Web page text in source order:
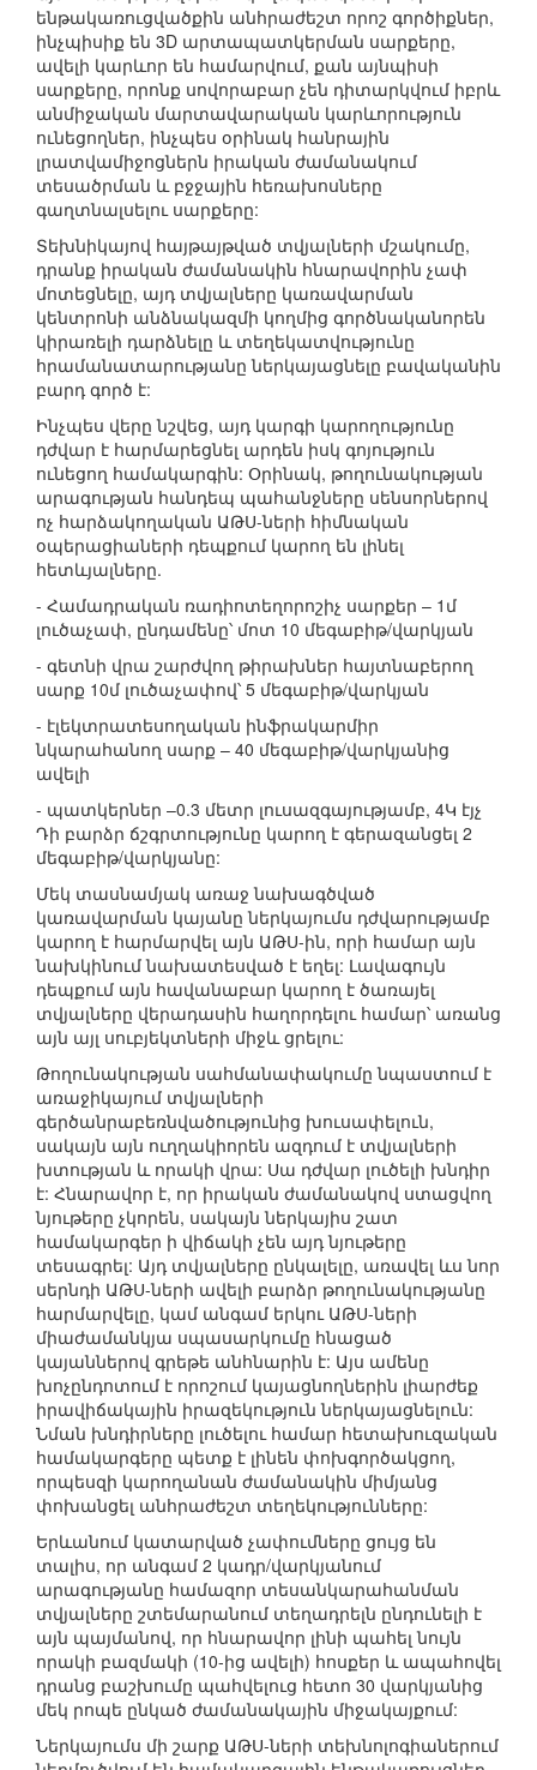
ենթակառուցվածքին անհրաժեշտ որոշ գործիքներ,
ինչպիսիք են 3D արտապատկերման սարքերը,
ավելի կարևոր են համարվում, քան այնպիսի
սարքերը, որոնք սովորաբար չեն դիտարկվում իբրև
անմիջական մարտավարական կարևորություն
ունեցողներ, ինչպես օրինակ հանրային
լրատվամիջոցներն իրական ժամանակում
տեսածրման և բջջային հեռախոսները
գաղտնալսելու սարքերը:
Տեխնիկայով հայթայթված տվյալների մշակումը,
դրանք իրական ժամանակին հնարավորին չափ
մոտեցնելը, այդ տվյալները կառավարման
կենտրոնի անձնակազմի կողմից գործնականորեն
կիրառելի դարձնելը և տեղեկատվությունը
հրամանատարությանը ներկայացնելը բավականին
բարդ գործ է:
Ինչպես վերը նշվեց, այդ կարգի կարողությունը
դժվար է հարմարեցնել արդեն իսկ գոյություն
ունեցող համակարգին: Օրինակ, թողունակության
արագության հանդեպ պահանջները սենսորներով
ոչ հարձակողական ԱԹՍ-ների հիմնական
օպերացիաների դեպքում կարող են լինել
հետևյալները.
- Համադրական ռադիոտեղորոշիչ սարքեր – 1մ
լուծաչափ, ընդամենը՝ մոտ 10 մեգաբիթ/վարկյան
- գետնի վրա շարժվող թիրախներ հայտնաբերող
սարք 10մ լուծաչափով՝ 5 մեգաբիթ/վարկյան
- էլեկտրատեսողական ինֆրակարմիր
նկարահանող սարք – 40 մեգաբիթ/վարկյանից
ավելի
- պատկերներ –0.3 մետր լուսազգայությամբ, 4Կ էյչ
Դի բարձր ճշգրտությունը կարող է գերազանցել 2
մեգաբիթ/վարկյանը:
Մեկ տասնամյակ առաջ նախագծված
կառավարման կայանը ներկայումս դժվարությամբ
կարող է հարմարվել այն ԱԹՍ-ին, որի համար այն
նախկինում նախատեսված է եղել: Լավագույն
դեպքում այն հավանաբար կարող է ծառայել
տվյալները վերադասին հաղորդելու համար՝ առանց
այն այլ սուբյեկտների միջև ցրելու:
Թողունակության սահմանափակումը նպաստում է
առաջիկայում տվյալների
գերծանրաբեռնվածությունից խուսափելուն,
սակայն այն ուղղակիորեն ազդում է տվյալների
խտության և որակի վրա: Սա դժվար լուծելի խնդիր
է: Հնարավոր է, որ իրական ժամանակով ստացվող
նյութերը չկորեն, սակայն ներկայիս շատ
համակարգեր ի վիճակի չեն այդ նյութերը
տեսագրել: Այդ տվյալները ընկալելը, առավել ևս նոր
սերնդի ԱԹՍ-ների ավելի բարձր թողունակությանը
հարմարվելը, կամ անգամ երկու ԱԹՍ-ների
միաժամանկյա սպասարկումը հնացած
կայաններով գրեթե անհնարին է: Այս ամենը
խոչընդոտում է որոշում կայացնողներին լիարժեք
իրավիճակային իրազեկություն ներկայացնելուն:
Նման խնդիրները լուծելու համար հետախուզական
համակարգերը պետք է լինեն փոխգործակցող,
որպեսզի կարողանան ժամանակին միմյանց
փոխանցել անհրաժեշտ տեղեկությունները:
Երևանում կատարված չափումները ցույց են
տալիս, որ անգամ 2 կադր/վարկյանում
արագությանը համազոր տեսանկարահանման
տվյալները շտեմարանում տեղադրելն ընդունելի է
այն պայմանով, որ հնարավոր լինի պահել նույն
որակի բազմակի (10-ից ավելի) հոսքեր և ապահովել
դրանց բաշխումը պահվելուց հետո 30 վարկյանից
մեկ րոպե ընկած ժամանակային միջակայքում:
Ներկայումս մի շարք ԱԹՍ-ների տեխնոլոգիաներում